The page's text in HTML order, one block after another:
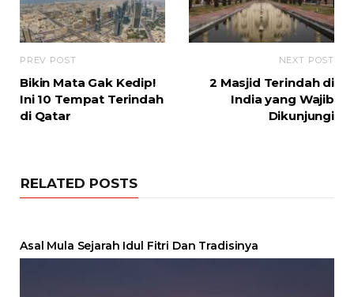
PREV POST
Bikin Mata Gak Kedip!
Ini 10 Tempat Terindah
di Qatar
NEXT POST
2 Masjid Terindah di
India yang Wajib
Dikunjungi
RELATED POSTS
Asal Mula Sejarah Idul Fitri Dan Tradisinya